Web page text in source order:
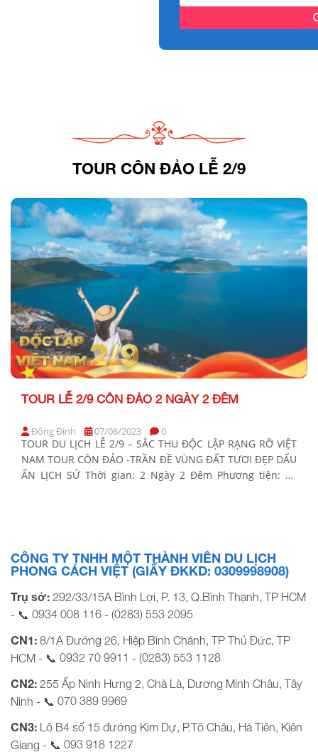
TOUR CÔN ĐẢO LỄ 2/9
TOUR LỄ 2/9 CÔN ĐẢO 2 NGÀY 2 ĐÊM
Đông Định 07/08/2023 0
TOUR DU LỊCH LỄ 2/9 – SẮC THU ĐỘC LẬP RẠNG RỠ VIỆT
NAM TOUR CÔN ĐẢO -TRẦN ĐỀ VÙNG ĐẤT TƯƠI ĐẸP DẤU
ẤN LỊCH SỬ Thời gian: 2 Ngày 2 Đêm Phương tiện: Xe
CÔNG TY TNHH MỘT THÀNH VIÊN DU LỊCH
PHONG CÁCH VIỆT (GIẤY ĐKKD: 0309998908)
Trụ sở: 292/33/15A Bình Lợi, P. 13, Q.Bình Thạnh, TP HCM
- 📞 0934 008 116 - (0283) 553 2095
CN1: 8/1A Đường 26, Hiệp Bình Chánh, TP Thủ Đức, TP
HCM - 📞 0932 70 9911 - (0283) 553 1128
CN2: 255 Ấp Ninh Hưng 2, Chà Là, Dương Minh Châu, Tây
Ninh - 📞 070 389 9969
CN3: Lô B4 số 15 đường Kim Dự, P.Tô Châu, Hà Tiên, Kiên
Giang - 📞 093 918 1227